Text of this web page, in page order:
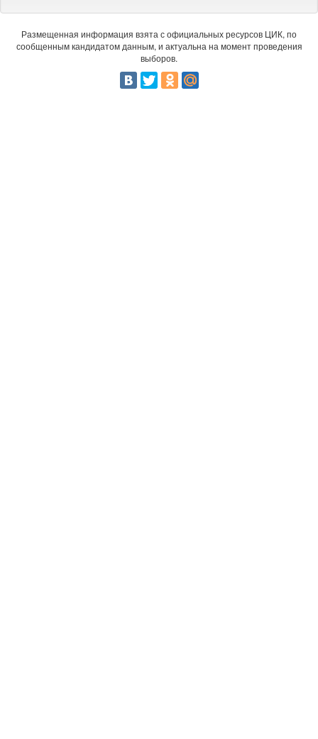
Размещенная информация взята с официальных ресурсов ЦИК, по
сообщенным кандидатом данным, и актуальна на момент проведения
выборов.